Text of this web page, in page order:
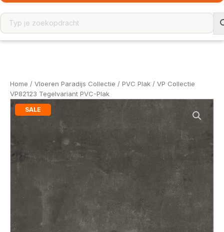
Home / Vloeren Paradijs Collectie / PVC Plak / VP Collectie
VP82123 Tegelvariant PVC-Plak
SALE